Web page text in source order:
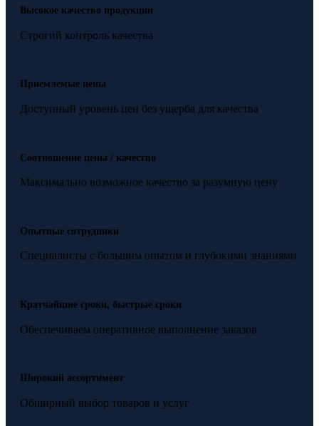
Высокое качество продукции
Строгий контроль качества
Приемлемые цены
Доступный уровень цен без ущерба для качества
Соотношение цены / качество
Максимально возможное качество за разумную цену
Опытные сотрудники
Специалисты с большим опытом и глубокими знаниями
Кратчайшие сроки, быстрые сроки
Обеспечиваем оперативное выполнение заказов
Широкий ассортимент
Обширный выбор товаров и услуг